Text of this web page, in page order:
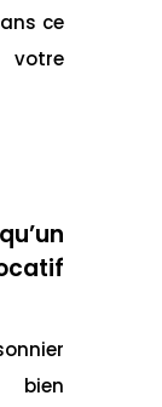
ce
bien